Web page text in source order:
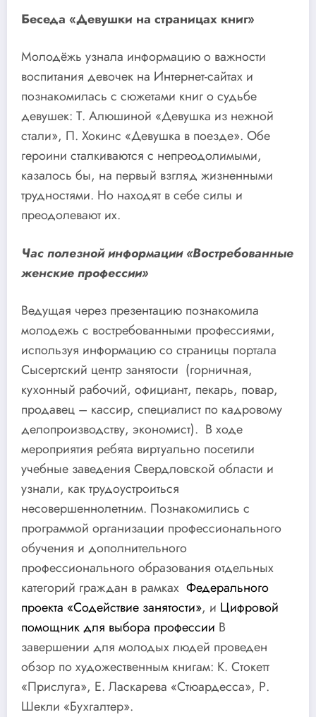
Беседа «Девушки на страницах книг»
Молодёжь узнала информацию о важности
воспитания девочек на Интернет-сайтах и
познакомилась с сюжетами книг о судьбе
девушек: Т. Алюшиной «Девушка из нежной
стали», П. Хокинс «Девушка в поезде». Обе
героини сталкиваются с непреодолимыми,
казалось бы, на первый взгляд жизненными
трудностями. Но находят в себе силы и
преодолевают их.
Час полезной информации «Востребованные
женские профессии»
Ведущая через презентацию познакомила
молодежь с востребованными профессиями,
используя информацию со страницы портала
Сысертский центр занятости (горничная,
кухонный рабочий, официант, пекарь, повар,
продавец – кассир, специалист по кадровому
делопроизводству, экономист). В ходе
мероприятия ребята виртуально посетили
учебные заведения Свердловской области и
узнали, как трудоустроиться
несовершеннолетним. Познакомились с
программой организации профессионального
обучения и дополнительного
профессионального образования отдельных
категорий граждан в рамках Федерального
проекта «Содействие занятости», и Цифровой
помощник для выбора профессии В
завершении для молодых людей проведен
обзор по художественным книгам: К. Стокетт
«Прислуга», Е. Ласкарева «Стюардесса», Р.
Шекли «Бухгалтер».